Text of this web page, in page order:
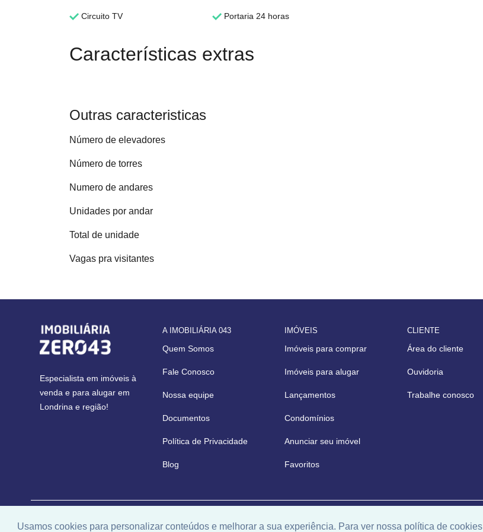
Usamos cookies para personalizar conteúdos e melhorar a sua experiência. Para ver nossa política de cookies
Circuito TV Portaria 24 horas
Características extras
Outras caracteristicas
Número de elevadores
Número de torres
Numero de andares
Unidades por andar
Total de unidade
Vagas pra visitantes
Especialista em imóveis à
venda e para alugar em
Londrina e região!
A IMOBILIÁRIA 043
Quem Somos
Fale Conosco
Nossa equipe
Documentos
Política de Privacidade
Blog
IMÓVEIS
Imóveis para comprar
Imóveis para alugar
Lançamentos
Condomínios
Anunciar seu imóvel
Favoritos
CLIENTE
Área do cliente
Ouvidoria
Trabalhe conosco